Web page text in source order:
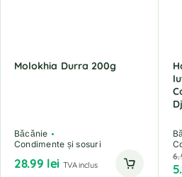
Molokhia Durra 200g
Băcănie
Condimente și sosuri
28.99 lei TVA inclus